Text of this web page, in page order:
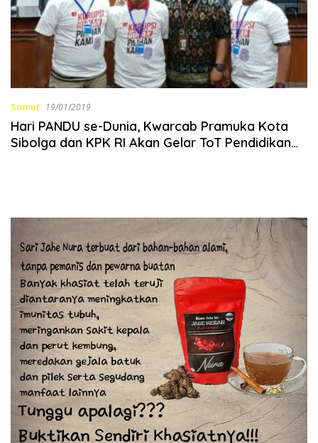
Sumut 19/01/2019
Hari PANDU se-Dunia, Kwarcab Pramuka Kota
Sibolga dan KPK RI Akan Gelar ToT Pendidikan